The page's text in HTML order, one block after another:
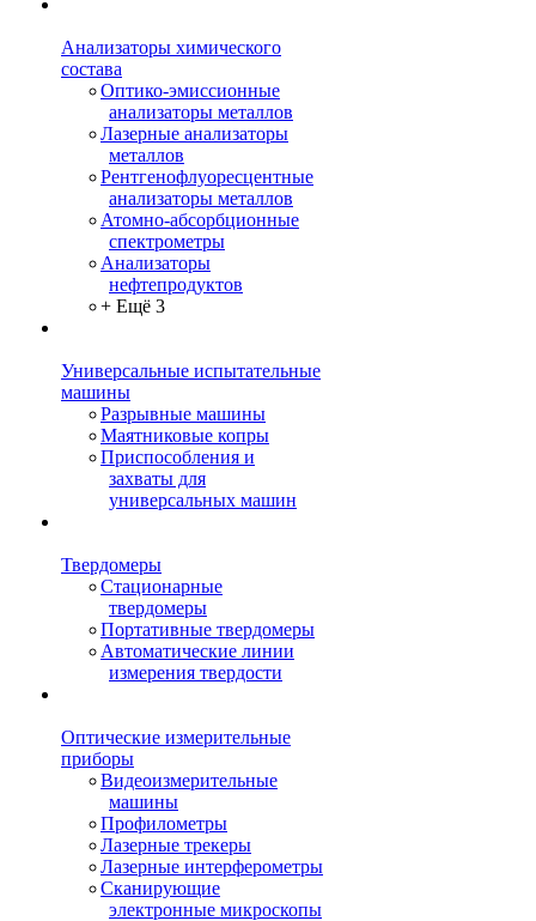
Анализаторы химического
состава
Оптико-эмиссионные
анализаторы металлов
Лазерные анализаторы
металлов
Рентгенофлуоресцентные
анализаторы металлов
Атомно-абсорбционные
спектрометры
Анализаторы
нефтепродуктов
+ Ещё 3
Универсальные испытательные
машины
Разрывные машины
Маятниковые копры
Приспособления и
захваты для
универсальных машин
Твердомеры
Стационарные
твердомеры
Портативные твердомеры
Автоматические линии
измерения твердости
Оптические измерительные
приборы
Видеоизмерительные
машины
Профилометры
Лазерные трекеры
Лазерные интерферометры
Сканирующие
электронные микроскопы